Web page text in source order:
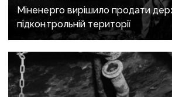
Міненерго вирішило продати
підконтрольній території